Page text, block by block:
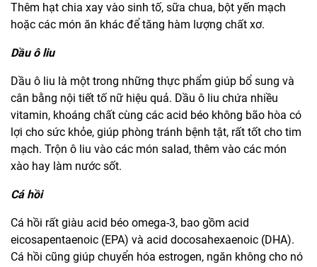
Thêm hạt chia xay vào sinh tố, sữa chua, bột yến mạch
hoặc các món ăn khác để tăng hàm lượng chất xơ.
Dầu ô liu
Dầu ô liu là một trong những thực phẩm giúp bổ sung và
cân bằng nội tiết tố nữ hiệu quả. Dầu ô liu chứa nhiều
vitamin, khoáng chất cùng các acid béo không bão hòa có
lợi cho sức khỏe, giúp phòng tránh bệnh tật, rất tốt cho tim
mạch. Trộn ô liu vào các món salad, thêm vào các món
xào hay làm nước sốt.
Cá hồi
Cá hồi rất giàu acid béo omega-3, bao gồm acid
eicosapentaenoic (EPA) và acid docosahexaenoic (DHA).
Cá hồi cũng giúp chuyển hóa estrogen, ngăn không cho nó